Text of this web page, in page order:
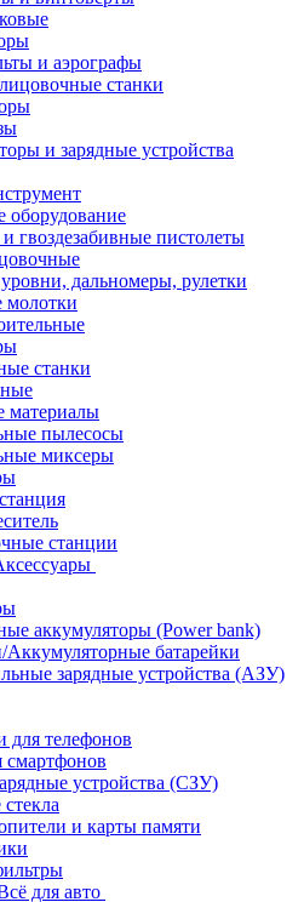
и аэрографы
станки
и зарядные устройства
оборудование
гвоздезабивные пистолеты
дальномеры, рулетки
станки
материалы
пылесосы
миксеры
станции
аккумуляторы (Power bank)
Аккумуляторные батарейки
зарядные устройства (АЗУ)
для телефонов
смартфонов
устройства (СЗУ)
и карты памяти
для авто